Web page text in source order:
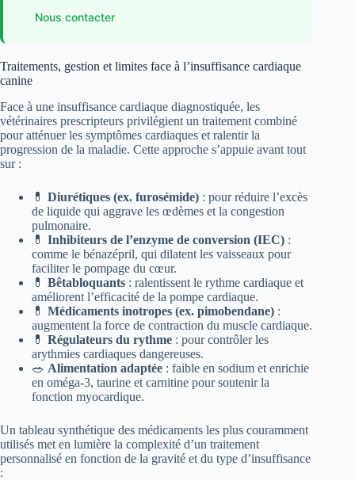
Nous contacter
Traitements, gestion et limites face à l’insuffisance cardiaque
canine
Face à une insuffisance cardiaque diagnostiquée, les
vétérinaires prescripteurs privilégient un traitement combiné
pour atténuer les symptômes cardiaques et ralentir la
progression de la maladie. Cette approche s’appuie avant tout
sur :
💊 Diurétiques (ex. furosémide) : pour réduire l’excès
de liquide qui aggrave les œdèmes et la congestion
pulmonaire.
💊 Inhibiteurs de l’enzyme de conversion (IEC) :
comme le bénazépril, qui dilatent les vaisseaux pour
faciliter le pompage du cœur.
💊 Bêtabloquants : ralentissent le rythme cardiaque et
améliorent l’efficacité de la pompe cardiaque.
💊 Médicaments inotropes (ex. pimobendane) :
augmentent la force de contraction du muscle cardiaque.
💊 Régulateurs du rythme : pour contrôler les
arythmies cardiaques dangereuses.
🥗 Alimentation adaptée : faible en sodium et enrichie
en oméga-3, taurine et carnitine pour soutenir la
fonction myocardique.
Un tableau synthétique des médicaments les plus couramment
utilisés met en lumière la complexité d’un traitement
personnalisé en fonction de la gravité et du type d’insuffisance
: